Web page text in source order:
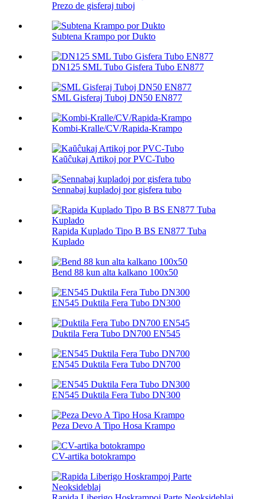
Prezo de gisferaj tuboj
Subtena Krampo por Dukto
DN125 SML Tubo Gisfera Tubo EN877
SML Gisferaj Tuboj DN50 EN877
Kombi-Kralle/CV/Rapida-Krampo
Kaŭĉukaj Artikoj por PVC-Tubo
Sennabaj kupladoj por gisfera tubo
Rapida Kuplado Tipo B BS EN877 Tuba
Kuplado
Bend 88 kun alta kalkano 100х50
EN545 Duktila Fera Tubo DN300
Duktila Fera Tubo DN700 EN545
EN545 Duktila Fera Tubo DN700
EN545 Duktila Fera Tubo DN300
Peza Devo A Tipo Hosa Krampo
CV-artika botokrampo